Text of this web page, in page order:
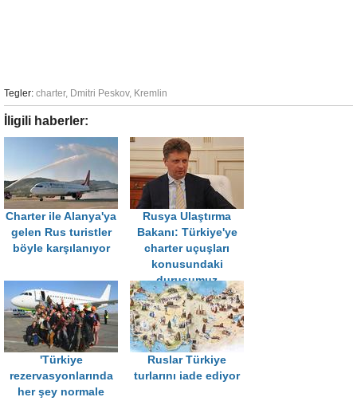
Tegler: charter, Dmitri Peskov, Kremlin
İligili haberler:
Charter ile Alanya'ya
gelen Rus turistler
böyle karşılanıyor
Rusya Ulaştırma
Bakanı: Türkiye'ye
charter uçuşları
konusundaki
duruşumuz
değişmedi
'Türkiye
rezervasyonlarında
her şey normale
Ruslar Türkiye
turlarını iade ediyor